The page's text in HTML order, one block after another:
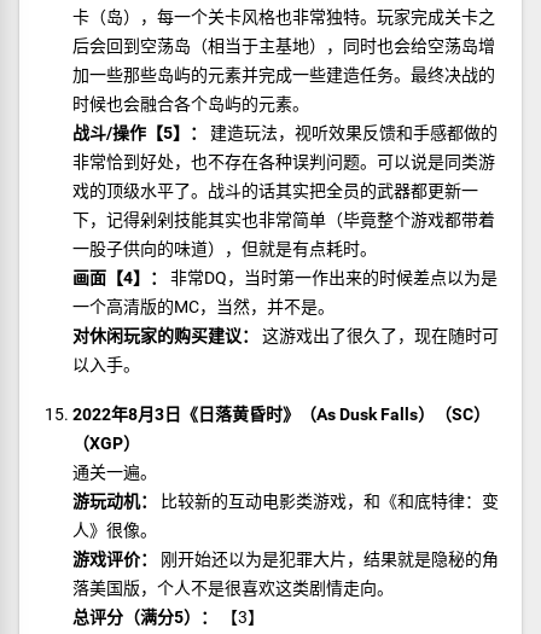
卡（岛），每一个关卡风格也非常独特。玩家完成关卡之
后会回到空荡岛（相当于主基地），同时也会给空荡岛增
加一些那些岛屿的元素并完成一些建造任务。最终决战的
时候也会融合各个岛屿的元素。
战斗/操作【5】：
建造玩法，视听效果反馈和手感都做的
非常恰到好处，也不存在各种误判问题。可以说是同类游
戏的顶级水平了。战斗的话其实把全员的武器都更新一
下，记得剁剁技能其实也非常简单（毕竟整个游戏都带着
一股子供向的味道），但就是有点耗时。
画面【4】：
非常DQ，当时第一作出来的时候差点以为是
一个高清版的MC，当然，并不是。
对休闲玩家的购买建议：
这游戏出了很久了，现在随时可
以入手。
2022年8月3日《日落黄昏时》（As Dusk Falls）（SC）
（XGP）
通关一遍。
游玩动机：
比较新的互动电影类游戏，和《和底特律：变
人》很像。
游戏评价：
刚开始还以为是犯罪大片，结果就是隐秘的角
落美国版，个人不是很喜欢这类剧情走向。
总评分（满分5）：
【3】